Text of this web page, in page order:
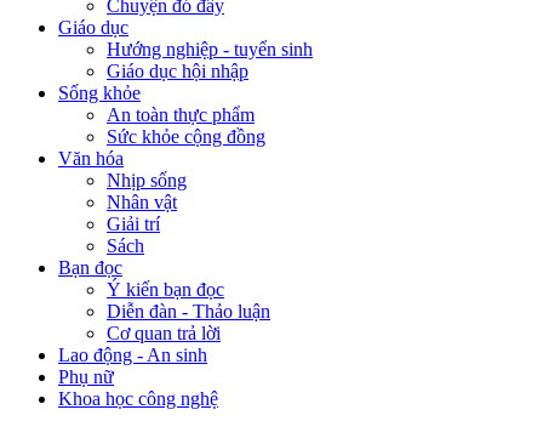
Chuyện đó đây
Giáo dục
Hướng nghiệp - tuyển sinh
Giáo dục hội nhập
Sống khỏe
An toàn thực phẩm
Sức khỏe cộng đồng
Văn hóa
Nhịp sống
Nhân vật
Giải trí
Sách
Bạn đọc
Ý kiến bạn đọc
Diễn đàn - Thảo luận
Cơ quan trả lời
Lao động - An sinh
Phụ nữ
Khoa học công nghệ